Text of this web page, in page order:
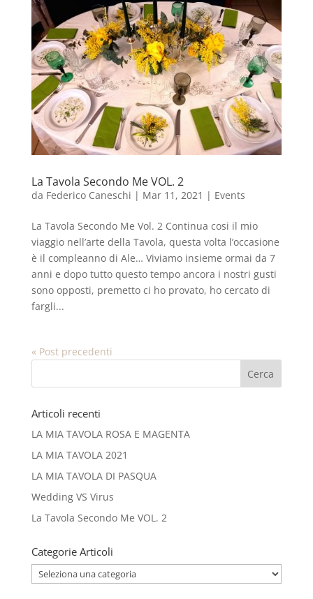
La Tavola Secondo Me VOL. 2
da Federico Caneschi | Mar 11, 2021 | Events
La Tavola Secondo Me Vol. 2 Continua cosi il mio
viaggio nell’arte della Tavola, questa volta l’occasione
è il compleanno di Ale… Viviamo insieme ormai da 7
anni e dopo tutto questo tempo ancora i nostri gusti
sono opposti, premetto ci ho provato, ho cercato di
fargli...
« Post precedenti
Articoli recenti
LA MIA TAVOLA ROSA E MAGENTA
LA MIA TAVOLA 2021
LA MIA TAVOLA DI PASQUA
Wedding VS Virus
La Tavola Secondo Me VOL. 2
Categorie Articoli
Categorie
Articoli